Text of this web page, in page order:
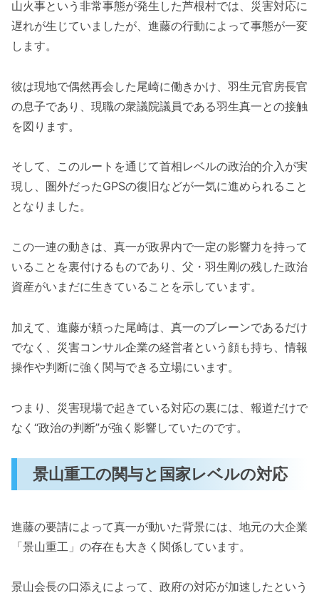
山火事という非常事態が発生した芦根村では、災害対応に
遅れが生じていましたが、進藤の行動によって事態が一変
します。
彼は現地で偶然再会した尾崎に働きかけ、羽生元官房長官
の息子であり、現職の衆議院議員である羽生真一との接触
を図ります。
そして、このルートを通じて首相レベルの政治的介入が実
現し、圏外だったGPSの復旧などが一気に進められること
となりました。
この一連の動きは、真一が政界内で一定の影響力を持って
いることを裏付けるものであり、父・羽生剛の残した政治
資産がいまだに生きていることを示しています。
加えて、進藤が頼った尾崎は、真一のブレーンであるだけ
でなく、災害コンサル企業の経営者という顔も持ち、情報
操作や判断に強く関与できる立場にいます。
つまり、災害現場で起きている対応の裏には、報道だけで
なく“政治の判断”が強く影響していたのです。
景山重工の関与と国家レベルの対応
進藤の要請によって真一が動いた背景には、地元の大企業
「景山重工」の存在も大きく関係しています。
景山会長の口添えによって、政府の対応が加速したという